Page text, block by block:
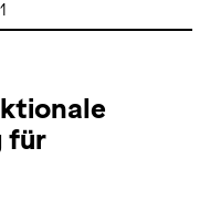
für